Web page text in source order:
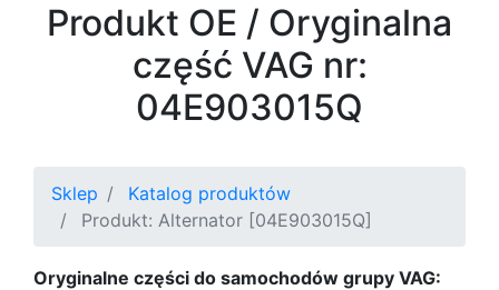
Produkt OE / Oryginalna
część VAG nr:
04E903015Q
Sklep
Katalog produktów
Produkt: Alternator [04E903015Q]
Oryginalne części do samochodów grupy VAG: